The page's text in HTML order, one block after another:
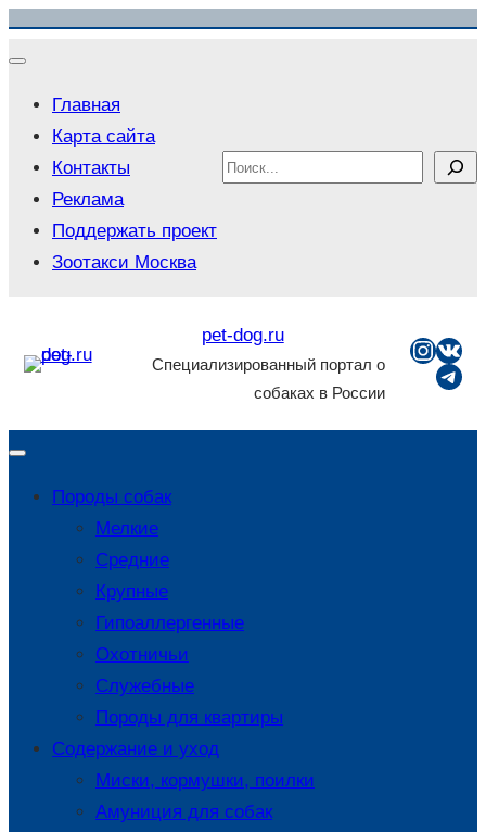
Перейти
к
Главная
Карта сайта
Контакты
Реклама
Поддержать проект
Зоотакси Москва
Search
pet-dog.ru
Специализированный портал о
собаках в России
Породы собак
Мелкие
Средние
Крупные
Гипоаллергенные
Охотничьи
Служебные
Породы для квартиры
Содержание и уход
Миски, кормушки, поилки
Амуниция для собак